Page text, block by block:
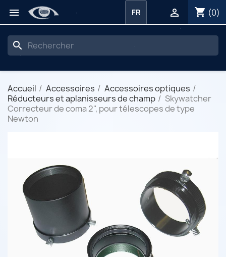
 shopping_cart (0)

FR
search
Accueil Accessoires
Accessoires optiques
Réducteurs et aplanisseurs de champ
Skywatcher
Correcteur de coma 2", pour télescopes de type
Newton